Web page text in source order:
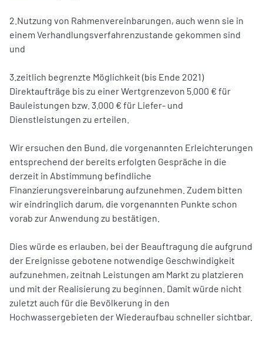
2.Nutzung von Rahmenvereinbarungen, auch wenn sie in
einem Verhandlungsverfahrenzustande gekommen sind
und
3.zeitlich begrenzte Möglichkeit (bis Ende 2021)
Direktaufträge bis zu einer Wertgrenzevon 5.000 € für
Bauleistungen bzw. 3.000 € für Liefer- und
Dienstleistungen zu erteilen.
Wir ersuchen den Bund, die vorgenannten Erleichterungen
entsprechend der bereits erfolgten Gespräche in die
derzeit in Abstimmung befindliche
Finanzierungsvereinbarung aufzunehmen. Zudem bitten
wir eindringlich darum, die vorgenannten Punkte schon
vorab zur Anwendung zu bestätigen.
Dies würde es erlauben, bei der Beauftragung die aufgrund
der Ereignisse gebotene notwendige Geschwindigkeit
aufzunehmen, zeitnah Leistungen am Markt zu platzieren
und mit der Realisierung zu beginnen. Damit würde nicht
zuletzt auch für die Bevölkerung in den
Hochwassergebieten der Wiederaufbau schneller sichtbar.